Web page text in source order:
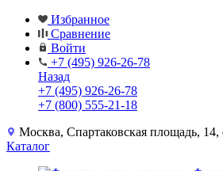
Избранное
Сравнение
Войти
+7 (495) 926-26-78
Назад
+7 (495) 926-26-78
+7 (800) 555-21-18
Москва, Спартаковская площадь, 14,
Каталог